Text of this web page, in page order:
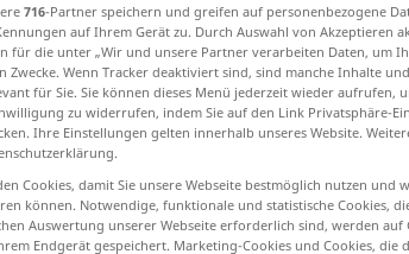
716-Partner speichern und greifen auf personenbezogene
auf Ihrem Gerät zu. Durch Auswahl von Akzeptieren
für die unter „Wir und unsere Partner verarbeiten Daten, um
Zwecke. Wenn Tracker deaktiviert sind, sind manche Inhalte
für Sie. Sie können dieses Menü jederzeit wieder aufrufen,
zu widerrufen, indem Sie auf den Link Privatsphäre-
Ihre Einstellungen gelten innerhalb unseres Website.
Cookies, damit Sie unsere Webseite bestmöglich nutzen und
können. Notwendige, funktionale und statistische Cookies,
Auswertung unserer Webseite erforderlich sind, werden
Endgerät gespeichert. Marketing-Cookies und Cookies,